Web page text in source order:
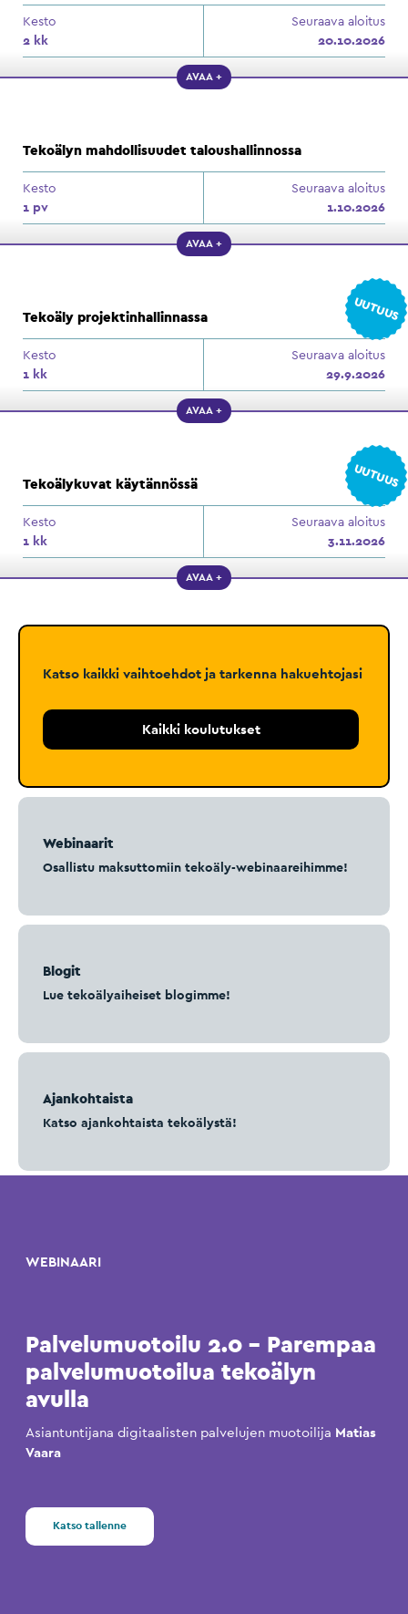
Kesto
2 kk
Seuraava aloitus
20.10.2026
AVAA +
Tekoälyn mahdollisuudet taloushallinnossa
Kesto
1 pv
Seuraava aloitus
1.10.2026
AVAA +
Tekoäly projektinhallinnassa
Kesto
1 kk
Seuraava aloitus
29.9.2026
AVAA +
UUTUUS
Tekoälykuvat käytännössä
Kesto
1 kk
Seuraava aloitus
3.11.2026
AVAA +
UUTUUS
Katso kaikki vaihtoehdot ja tarkenna hakuehtojasi
Kaikki koulutukset
Webinaarit
Osallistu maksuttomiin tekoäly-webinaareihimme!
Blogit
Lue tekoälyaiheiset blogimme!
Ajankohtaista
Katso ajankohtaista tekoälystä!
WEBINAARI
Palvelumuotoilu 2.0 – Parempaa
palvelumuotoilua tekoälyn
avulla
Asiantuntijana digitaalisten palvelujen muotoilija Matias
Vaara
Katso tallenne